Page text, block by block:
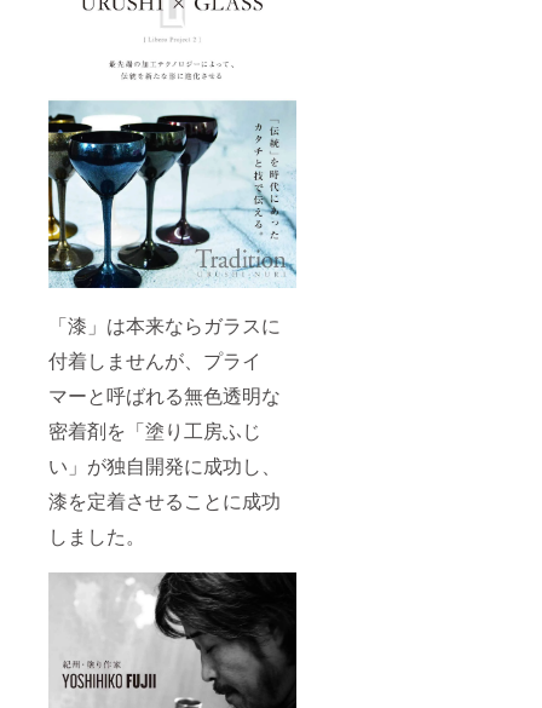
「漆」は本来ならガラスに
付着しませんが、プライ
マーと呼ばれる無色透明な
密着剤を「塗り工房ふじ
い」が独自開発に成功し、
漆を定着させることに成功
しました。